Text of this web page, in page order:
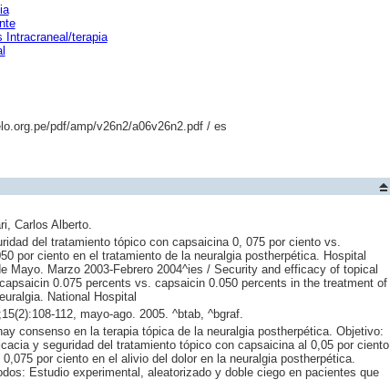
Intracraneal/terapia
pdf/amp/v26n2/a06v26n2.pdf / es
Carlos Alberto.
del tratamiento tópico con capsaicina 0, 075 por ciento vs.
por ciento en el tratamiento de la neuralgia postherpética. Hospital
Mayo. Marzo 2003-Febrero 2004^ies / Security and efficacy of topical
0.075 percents vs. capsaicin 0.050 percents in the treatment of
National Hospital
112, mayo-ago. 2005. ^btab, ^bgraf.
consenso en la terapia tópica de la neuralgia postherpética. Objetivo:
y seguridad del tratamiento tópico con capsaicina al 0,05 por ciento
por ciento en el alivio del dolor en la neuralgia postherpética.
Estudio experimental, aleatorizado y doble ciego en pacientes que